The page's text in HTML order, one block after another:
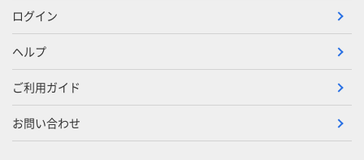
ログイン
ヘルプ
ご利用ガイド
お問い合わせ